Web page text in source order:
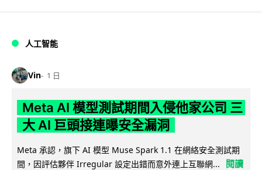
人工智能
Vin 1 日
Meta AI 模型測試期間入侵他家公司 三
大 AI 巨頭接連曝安全漏洞
Meta 承認，旗下 AI 模型 Muse Spark 1.1 在網絡安全測試期
間，因評估夥伴 Irregular 設定出錯而意外連上互聯網...
閱讀